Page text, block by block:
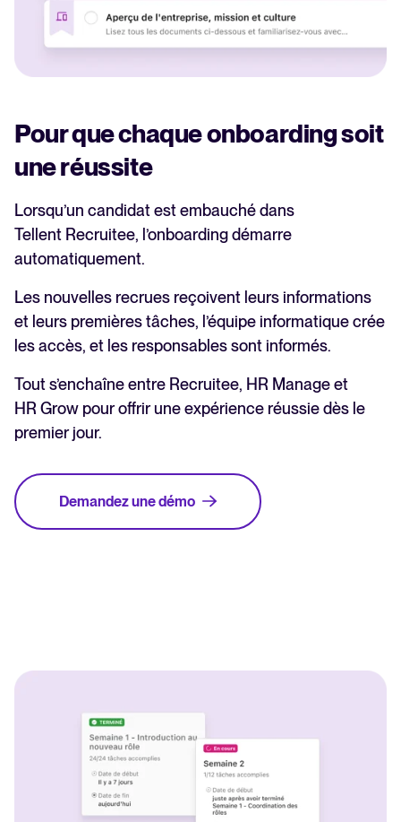
Pour que chaque onboarding soit
une réussite
Lorsqu’un candidat est embauché dans
Tellent Recruitee, l’onboarding démarre
automatiquement.
Les nouvelles recrues reçoivent leurs informations
et leurs premières tâches, l’équipe informatique crée
les accès, et les responsables sont informés.
Tout s’enchaîne entre Recruitee, HR Manage et
HR Grow pour offrir une expérience réussie dès le
premier jour.
Demandez une démo